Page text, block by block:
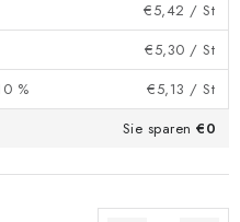
€5,42 / St
€5,30 / St
%
€5,13 / St
Sie sparen €0